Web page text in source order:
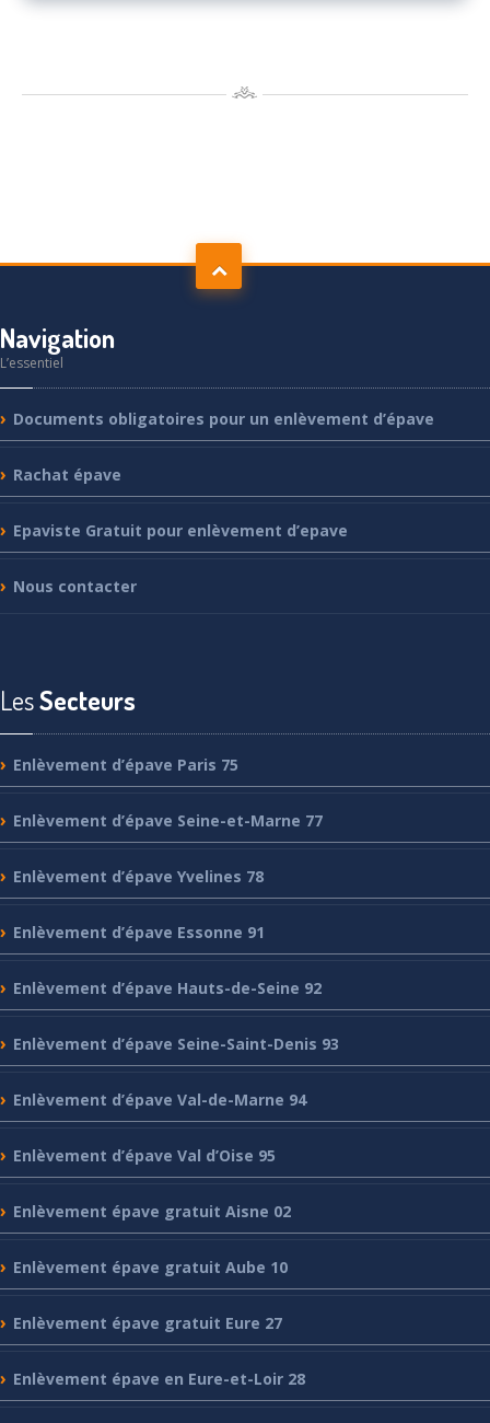
Navigation
L’essentiel
Documents obligatoires pour un enlèvement d’épave
Rachat épave
Epaviste Gratuit pour enlèvement d’epave
Nous contacter
LesSecteurs
Enlèvement d’épave Paris 75
Enlèvement d’épave Seine-et-Marne 77
Enlèvement d’épave Yvelines 78
Enlèvement d’épave Essonne 91
Enlèvement d’épave Hauts-de-Seine 92
Enlèvement d’épave Seine-Saint-Denis 93
Enlèvement d’épave Val-de-Marne 94
Enlèvement d’épave Val d’Oise 95
Enlèvement épave gratuit Aisne 02
Enlèvement épave gratuit Aube 10
Enlèvement épave gratuit Eure 27
Enlèvement épave en Eure-et-Loir 28